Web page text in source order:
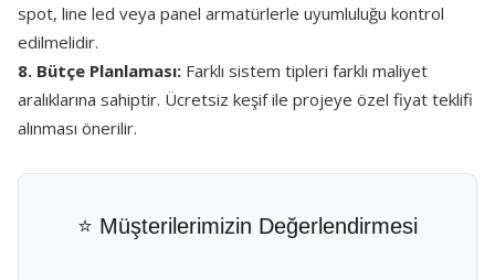
spot, line led veya panel armatürlerle uyumluluğu kontrol
edilmelidir.
8. Bütçe Planlaması: Farklı sistem tipleri farklı maliyet
aralıklarına sahiptir. Ücretsiz keşif ile projeye özel fiyat teklifi
alınması önerilir.
⭐ Müşterilerimizin Değerlendirmesi